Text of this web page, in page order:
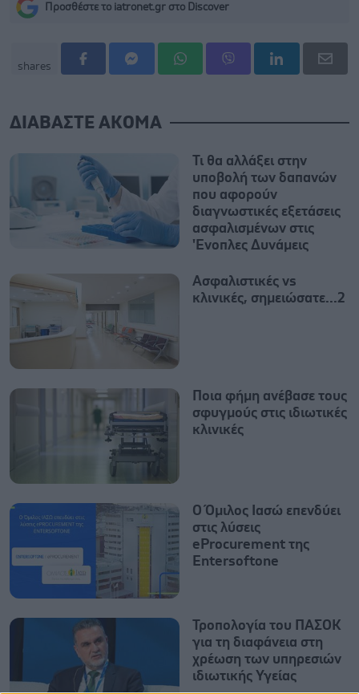
Προσθέστε το iatronet.gr στο Discover
shares
ΔΙΑΒΑΣΤΕ ΑΚΟΜΑ
Τι θα αλλάξει στην
υποβολή των δαπανών
που αφορούν
διαγνωστικές εξετάσεις
ασφαλισμένων στις
'Ενοπλες Δυνάμεις
Ασφαλιστικές vs
κλινικές, σημειώσατε...2
Ποια φήμη ανέβασε τους
σφυγμούς στις ιδιωτικές
κλινικές
O Όμιλος Ιασώ επενδύει
στις λύσεις
eProcurement της
Entersoftone
Τροπολογία του ΠΑΣΟΚ
για τη διαφάνεια στη
χρέωση των υπηρεσιών
ιδιωτικής Υγείας